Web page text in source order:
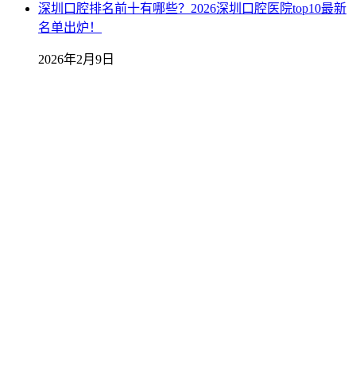
深圳口腔排名前十有哪些？2026深圳口腔医院top10最新
名单出炉！
2026年2月9日